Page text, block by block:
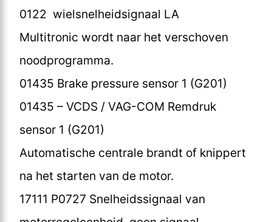
0122 wielsnelheidsignaal LA
Multitronic wordt naar het verschoven
noodprogramma.
01435 Brake pressure sensor 1 (G201)
01435 – VCDS / VAG-COM Remdruk
sensor 1 (G201)
Automatische centrale brandt of knippert
na het starten van de motor.
17111 P0727 Snelheidssignaal van